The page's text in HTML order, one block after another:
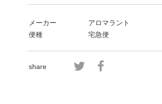
メーカー
アロマラント
便種
宅急便
share